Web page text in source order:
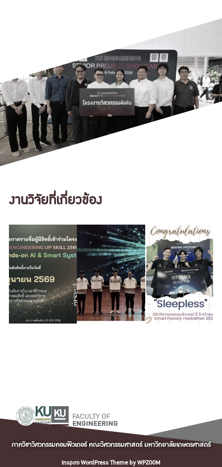
งานวิจัยที่เกี่ยวข้อง
ภาควิชาวิศวกรรมคอมพิวเตอร์ คณะวิศวกรรมศาสตร์ มหาวิทยาลัยเกษตรศาสตร์
Inspiro WordPress Theme byWPZOOM